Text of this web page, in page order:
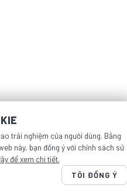
trải nghiệm của người dùng. Bằng
này, bạn đồng ý với chính sách sử
để xem chi tiết.
TÔI ĐỒNG Ý